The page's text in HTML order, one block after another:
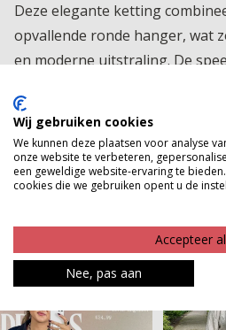
Deze elegante ketting
opvallende ronde hanger, wat
en moderne uitstraling. De
en vormen maakt dit sieraad
aan je outfit.
Product kenmerken
Betaalinformatie
MAAK JE LOOK
Wij gebruiken cookies
We kunnen deze plaatsen voor analyse
onze website te verbeteren,
een geweldige website-ervaring te
cookies die we gebruiken opent u de
Accepteer
Nee, pas aan